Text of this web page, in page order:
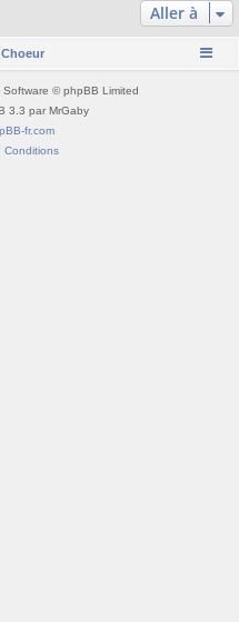
e
Aller à
Software © phpBB Limited
3.3 par MrGaby
fr.com
Conditions